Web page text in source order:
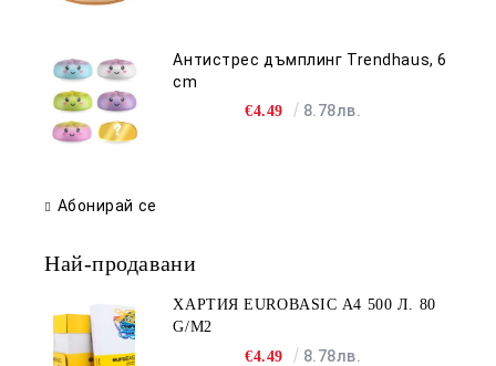
Антистрес дъмплинг Trendhaus, 6
cm
€4.49 8.78лв.
Абонирай се
Най-продавани
ХАРТИЯ EUROBASIC А4 500 Л. 80
G/M2
€4.49
8.78лв.